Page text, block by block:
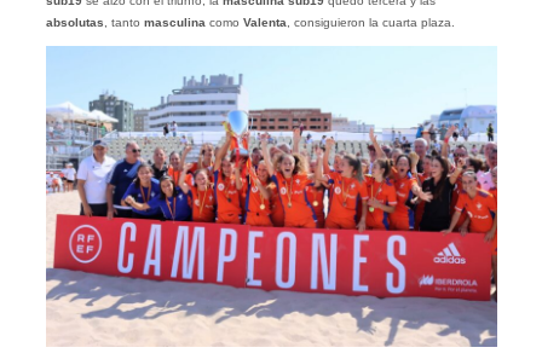
absolutas , tanto masculina como Valenta , consiguieron la cuarta plaza.